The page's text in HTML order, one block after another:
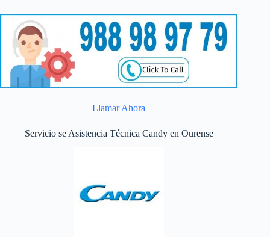
Llamar Ahora
Servicio se Asistencia Técnica Candy en Ourense